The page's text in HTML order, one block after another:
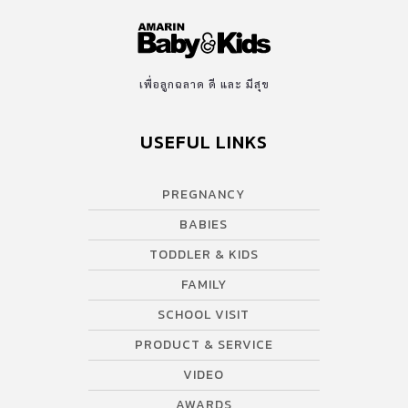
เพื่อลูกฉลาด ดี และ มีสุข
USEFUL LINKS
PREGNANCY
BABIES
TODDLER & KIDS
FAMILY
SCHOOL VISIT
PRODUCT & SERVICE
VIDEO